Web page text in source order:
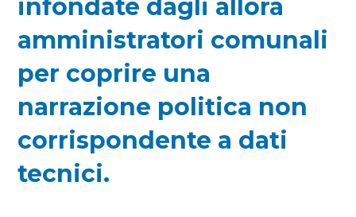
infondate dagli allora
amministratori comunali
per coprire una
narrazione politica non
corrispondente a dati
tecnici.